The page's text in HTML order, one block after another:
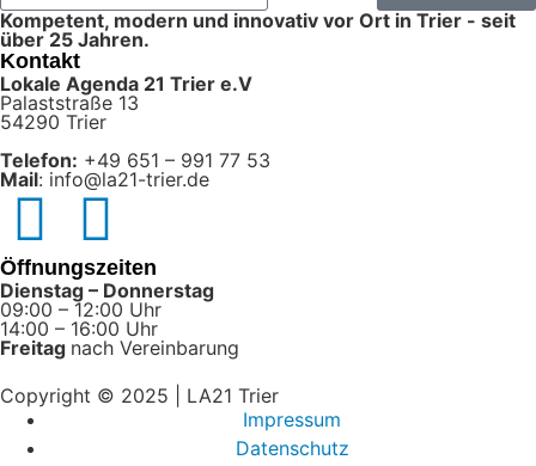
Kompetent, modern und innovativ vor Ort in Trier - seit
über 25 Jahren.
Kontakt
Lokale Agenda 21 Trier e.V
Palaststraße 13
54290 Trier
Telefon: +49 651 – 991 77 53
Mail: info@la21-trier.de
Öffnungszeiten
Dienstag – Donnerstag
09:00 – 12:00 Uhr
14:00 – 16:00 Uhr
Freitag nach Vereinbarung
Copyright © 2025 | LA21 Trier
Impressum
Datenschutz